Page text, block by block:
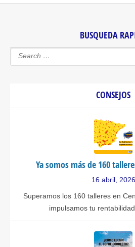
BUSQUEDA
CONSEJOS
Ya somos más de 160
16 abril, 2026
Superamos los 160 talleres en
impulsamos tu